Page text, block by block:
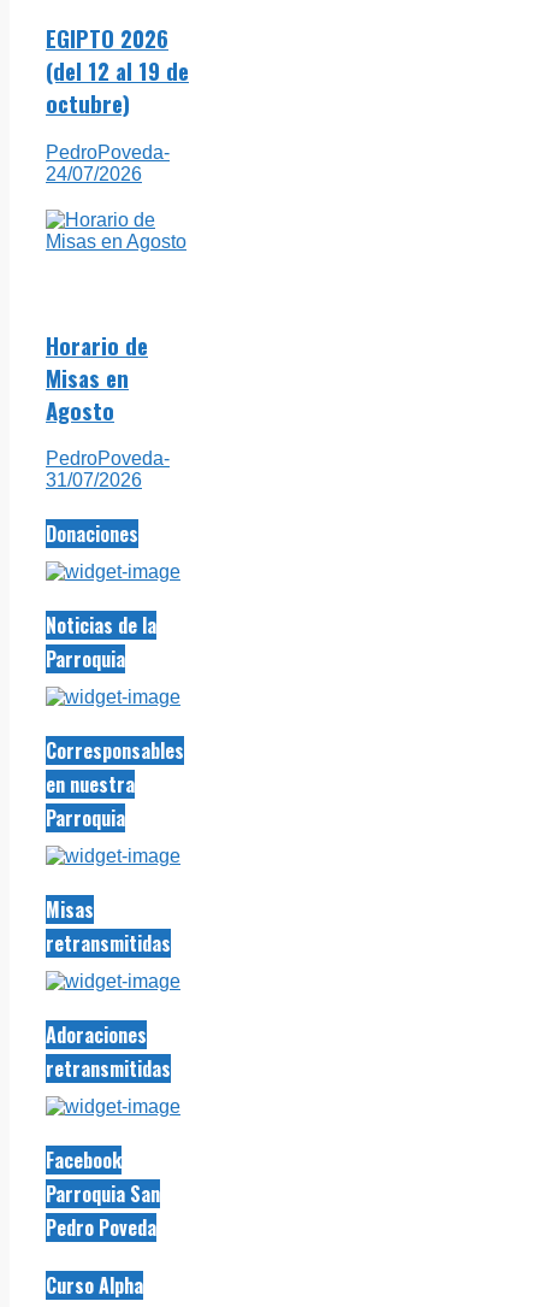
EGIPTO 2026
(del 12 al 19 de
octubre)
PedroPoveda-
24/07/2026
Horario de
Misas en
Agosto
PedroPoveda-
31/07/2026
Donaciones
Noticias de la
Parroquia
Corresponsables
en nuestra
Parroquia
Misas
retransmitidas
Adoraciones
retransmitidas
Facebook
Parroquia San
Pedro Poveda
Curso Alpha